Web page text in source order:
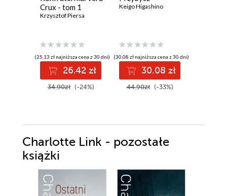
Crux - tom 1
Krzysztof Piersa
(25,13 zł najniższa cena z 30 dni)
26.42 zł
34.90zł (-24%)
Keigo Higashino
(30,08 zł najniższa cena z 30 dni)
30.08 zł
44.90zł (-33%)
Charlotte Link - pozostałe
książki